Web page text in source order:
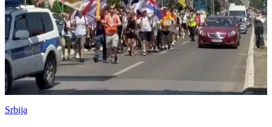
Srbija